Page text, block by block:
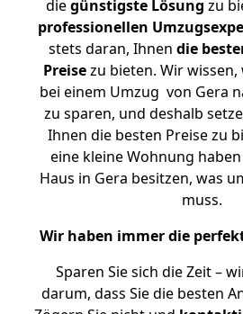
diegünstigste Lösung zu
professionellen
stets daran, Ihnen die
Preisezu bieten. Wir
bei einem Umzug von Gera
zu sparen, und deshalb
Ihnen die besten Preise zu
eine kleine Wohnung
Haus in Gera besitzen, was
muss.
Wir haben immer die
Sparen Sie sich die Zeit –
darum, dass Sie die besten